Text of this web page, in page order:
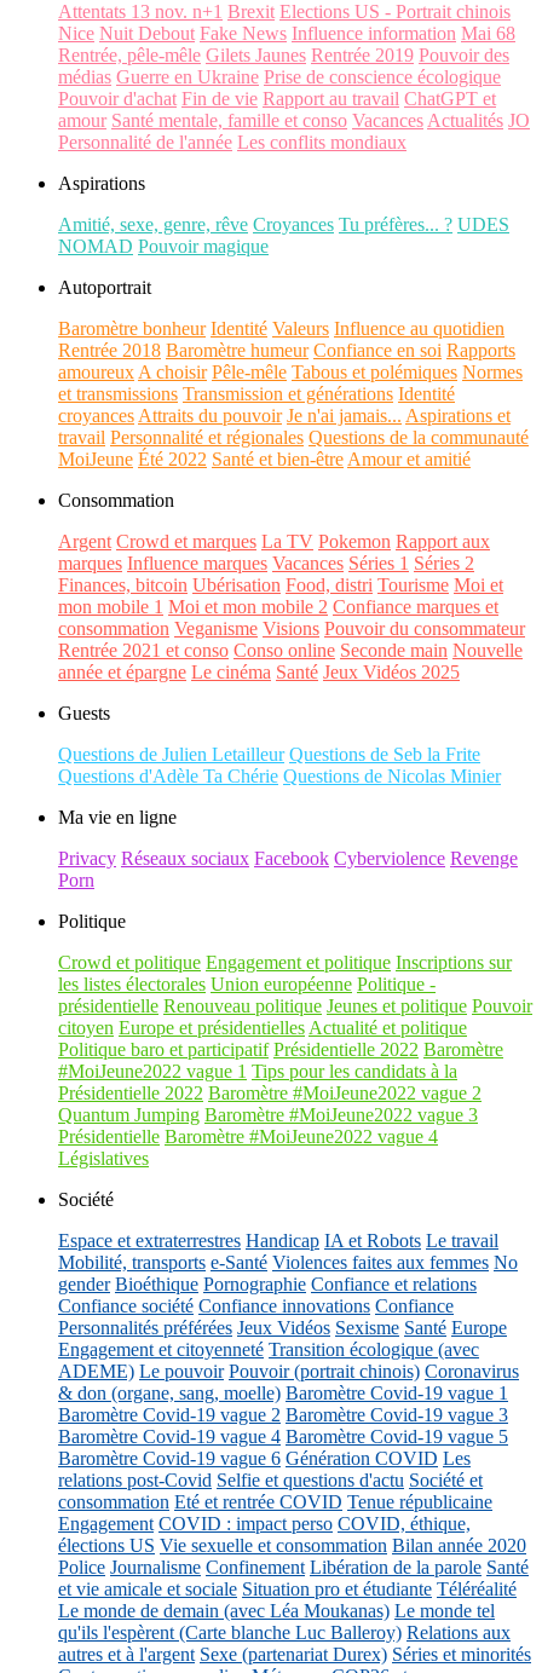
Attentats 13 nov. n+1 Brexit Elections US - Portrait chinois
Nice Nuit Debout Fake News Influence information Mai 68
Rentrée, pêle-mêle Gilets Jaunes Rentrée 2019 Pouvoir des
médias Guerre en Ukraine Prise de conscience écologique
Pouvoir d'achat Fin de vie Rapport au travail ChatGPT et
amour Santé mentale, famille et conso Vacances Actualités JO
Personnalité de l'année Les conflits mondiaux
Aspirations
Amitié, sexe, genre, rêve Croyances Tu préfères... ? UDES
NOMAD Pouvoir magique
Autoportrait
Baromètre bonheur Identité Valeurs Influence au quotidien
Rentrée 2018 Baromètre humeur Confiance en soi Rapports
amoureux A choisir Pêle-mêle Tabous et polémiques Normes
et transmissions Transmission et générations Identité
croyances Attraits du pouvoir Je n'ai jamais... Aspirations et
travail Personnalité et régionales Questions de la communauté
MoiJeune Été 2022 Santé et bien-être Amour et amitié
Consommation
Argent Crowd et marques La TV Pokemon Rapport aux
marques Influence marques Vacances Séries 1 Séries 2
Finances, bitcoin Ubérisation Food, distri Tourisme Moi et
mon mobile 1 Moi et mon mobile 2 Confiance marques et
consommation Veganisme Visions Pouvoir du consommateur
Rentrée 2021 et conso Conso online Seconde main Nouvelle
année et épargne Le cinéma Santé Jeux Vidéos 2025
Guests
Questions de Julien Letailleur Questions de Seb la Frite
Questions d'Adèle Ta Chérie Questions de Nicolas Minier
Ma vie en ligne
Privacy Réseaux sociaux Facebook Cyberviolence Revenge
Porn
Politique
Crowd et politique Engagement et politique Inscriptions sur
les listes électorales Union européenne Politique -
présidentielle Renouveau politique Jeunes et politique Pouvoir
citoyen Europe et présidentielles Actualité et politique
Politique baro et participatif Présidentielle 2022 Baromètre
#MoiJeune2022 vague 1 Tips pour les candidats à la
Présidentielle 2022 Baromètre #MoiJeune2022 vague 2
Quantum Jumping Baromètre #MoiJeune2022 vague 3
Présidentielle Baromètre #MoiJeune2022 vague 4
Législatives
Société
Espace et extraterrestres Handicap IA et Robots Le travail
Mobilité, transports e-Santé Violences faites aux femmes No
gender Bioéthique Pornographie Confiance et relations
Confiance société Confiance innovations Confiance
Personnalités préférées Jeux Vidéos Sexisme Santé Europe
Engagement et citoyenneté Transition écologique (avec
ADEME) Le pouvoir Pouvoir (portrait chinois) Coronavirus
& don (organe, sang, moelle) Baromètre Covid-19 vague 1
Baromètre Covid-19 vague 2 Baromètre Covid-19 vague 3
Baromètre Covid-19 vague 4 Baromètre Covid-19 vague 5
Baromètre Covid-19 vague 6 Génération COVID Les
relations post-Covid Selfie et questions d'actu Société et
consommation Eté et rentrée COVID Tenue républicaine
Engagement COVID : impact perso COVID, éthique,
élections US Vie sexuelle et consommation Bilan année 2020
Police Journalisme Confinement Libération de la parole Santé
et vie amicale et sociale Situation pro et étudiante Téléréalité
Le monde de demain (avec Léa Moukanas) Le monde tel
qu'ils l'espèrent (Carte blanche Luc Balleroy) Relations aux
autres et à l'argent Sexe (partenariat Durex) Séries et minorités